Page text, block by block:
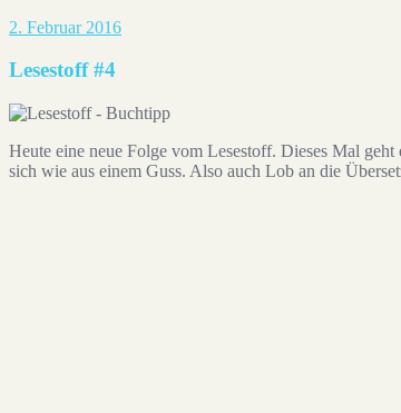
2. Februar 2016
Lesestoff #4
Heute eine neue Folge vom Lesestoff. Dieses Mal
sich wie aus einem Guss. Also auch Lob an die